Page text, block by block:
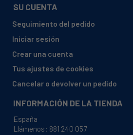
BLUE-SKY, BS-L 1000
BRANDT, 10608324 WFC0515F
BRANDT, WFC0815F
SU CUENTA
Seguimiento del pedido
Iniciar sesión
Crear una cuenta
Tus ajustes de cookies
Cancelar o devolver un pedido
INFORMACIÓN DE LA TIENDA
España
Llámenos: 881 240 057